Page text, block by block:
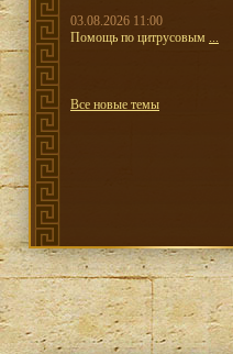
03.08.2026 11:00
Помощь по цитрусовым ...
Все новые темы